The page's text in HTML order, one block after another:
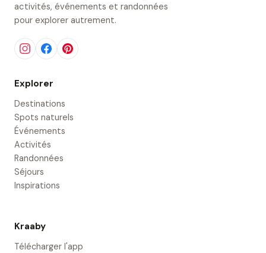
activités, événements et randonnées
pour explorer autrement.
Explorer
Destinations
Spots naturels
Événements
Activités
Randonnées
Séjours
Inspirations
Kraaby
Télécharger l'app